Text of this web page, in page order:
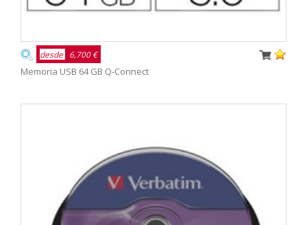
desde 6,700 €
Memoria USB 64 GB Q-Connect